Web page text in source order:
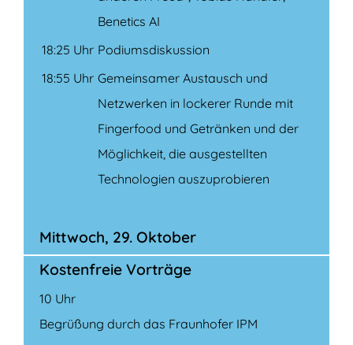
Benetics AI
18:25 Uhr Podiumsdiskussion
18:55 Uhr Gemeinsamer Austausch und
Netzwerken in lockerer Runde mit
Fingerfood und Getränken und der
Möglichkeit, die ausgestellten
Technologien auszuprobieren
Mittwoch, 29. Oktober
Kostenfreie Vorträge
10 Uhr
Begrüßung durch das Fraunhofer IPM